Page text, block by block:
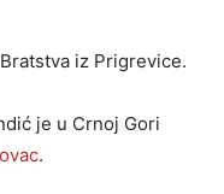
iz Prigrevice.
je u Crnoj Gori
.